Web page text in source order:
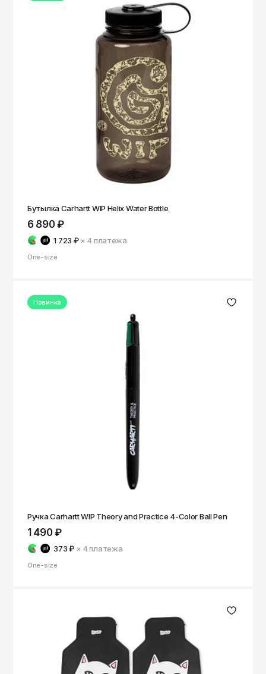
Бутылка Carhartt WIP Helix Water Bottle
6 890 ₽
1 723 ₽ × 4платежа
One-size
Новинка
Ручка Carhartt WIP Theory and Practice 4-Color Ball Pen
1 490 ₽
373 ₽ × 4платежа
One-size